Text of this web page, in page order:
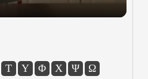
Τ Υ Φ Χ Ψ Ω